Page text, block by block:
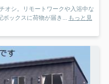
オシ。リモートワークや入浴中な
ックスに荷物が届き...
もっと見